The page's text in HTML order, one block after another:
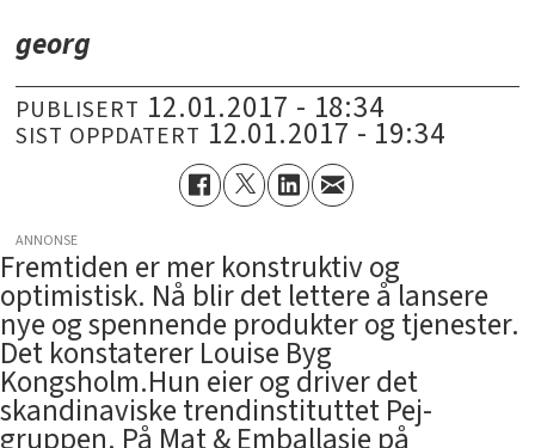
georg
PUBLISERT 12.01.2017 - 18:34
SIST OPPDATERT 12.01.2017 - 19:34
ANNONSE
Fremtiden er mer konstruktiv og
optimistisk. Nå blir det lettere å lansere
nye og spennende produkter og tjenester.
Det konstaterer Louise Byg
Kongsholm.Hun eier og driver det
skandinaviske trendinstituttet Pej-